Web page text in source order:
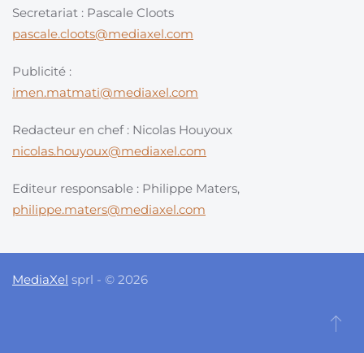
Secretariat : Pascale Cloots
pascale.cloots@mediaxel.com
Publicité :
imen.matmati@mediaxel.com
Redacteur en chef : Nicolas Houyoux
nicolas.houyoux@mediaxel.com
Editeur responsable : Philippe Maters,
philippe.maters@mediaxel.com
MediaXel sprl - © 2026